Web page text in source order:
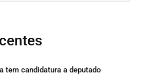
tem candidatura a deputado